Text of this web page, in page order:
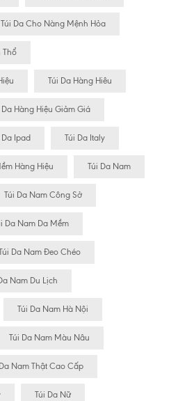
Túi Da Cho Nàng Mệnh Hỏa
Thổ
Túi Da Hàng Hiêu
Da Hàng Hiệu Giảm Giá
Da Ipad Túi Da Italy
Hàng Hiệu Túi Da Nam
Túi Da Nam Công Sở
Da Nam Da Mềm
Da Nam Đeo Chéo
Nam Du Lịch
Túi Da Nam Hà Nội
Túi Da Nam Màu Nâu
Nam Thật Cao Cấp
Túi Da Nữ